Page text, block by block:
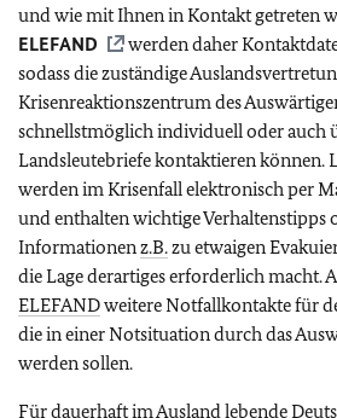
und wie mit Ihnen in Kontakt getreten
ELEFAND
werden daher
sodass die zuständige
Krisenreaktionszentrum des
schnellstmöglich individuell oder auch
Landsleutebriefe kontaktieren können.
werden im Krisenfall elektronisch per
und enthalten wichtige Verhaltenstipps
Informationenz.B.zu etwaigen
die Lage derartiges erforderlich macht.
ELEFANDweitere Notfallkontakte für
die in einer Notsituation durch das
werden sollen.
Für dauerhaft im Ausland lebende